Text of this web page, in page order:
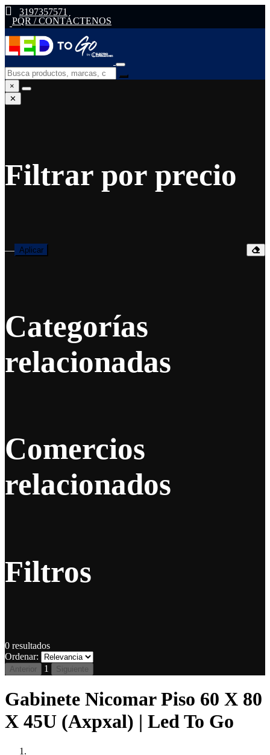
3197357571
PQR / CONTÁCTENOS
×
✕
Filtrar por precio
— Aplicar
Categorías
relacionadas
Comercios
relacionados
Filtros
0 resultados
Ordenar:
Anterior 1 Siguiente
Gabinete Nicomar Piso 60 X 80
X 45U (Axpxal) | Led To Go